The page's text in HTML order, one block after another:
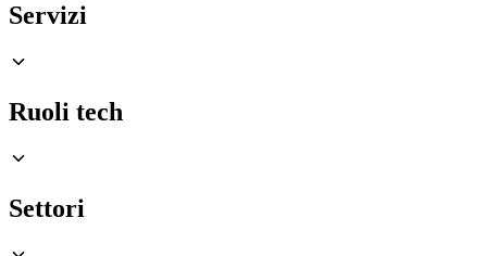
Servizi
Ruoli tech
Settori